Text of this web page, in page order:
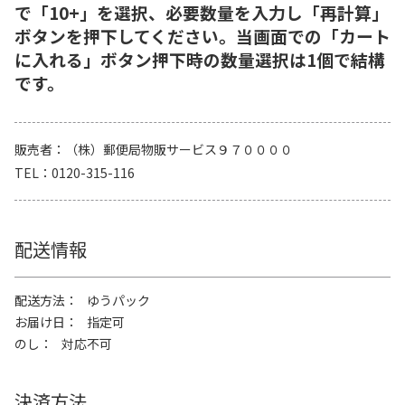
で「10+」を選択、必要数量を入力し「再計算」
ボタンを押下してください。当画面での「カート
に入れる」ボタン押下時の数量選択は1個で結構
です。
販売者
（株）郵便局物販サービス９７００００
TEL
0120-315-116
配送情報
配送方法
ゆうパック
お届け日
指定可
のし
対応不可